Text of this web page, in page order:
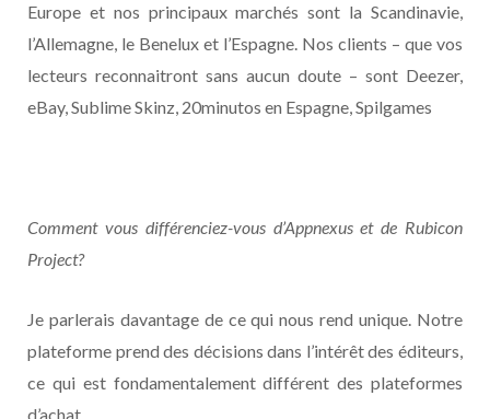
Europe et nos principaux marchés sont la Scandinavie,
l’Allemagne, le Benelux et l’Espagne. Nos clients – que vos
lecteurs reconnaitront sans aucun doute – sont Deezer,
eBay, Sublime Skinz, 20minutos en Espagne, Spilgames
Comment vous différenciez-vous d’Appnexus et de Rubicon
Project?
Je parlerais davantage de ce qui nous rend unique. Notre
plateforme prend des décisions dans l’intérêt des éditeurs,
ce qui est fondamentalement différent des plateformes
d’achat.